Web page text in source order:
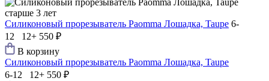
старше 3 лет
Силиконовый прорезыватель Paomma Лошадка, Taupe 6-
12 12+ 550 ₽
В корзину
Силиконовый прорезыватель Paomma Лошадка, Taupe
6-12 12+ 550 ₽